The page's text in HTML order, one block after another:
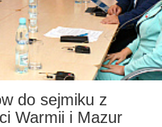
do sejmiku z
Warmii i Mazur